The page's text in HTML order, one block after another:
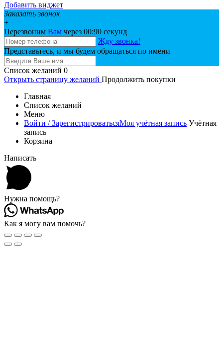
Добавить виджет
Заказать звонок
+
Перезвоним Вам через 00:90 секунд
Жду звонка!
Представьтесь, и мы будем обращаться по имени
Список желаний 0
Открыть страницу желаний Продолжить покупки
Главная
Список желаний
Меню
Войти / ЗарегистрироватьсяМоя учётная запись Учётная
запись
Корзина
Написать
Нужна помощь?
Как я могу вам помочь?